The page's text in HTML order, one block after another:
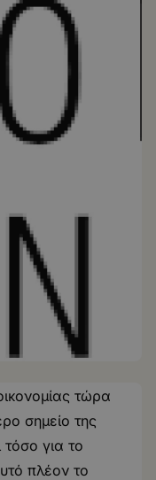
τώρα
σημείο της
τόσο για το
πλέον το